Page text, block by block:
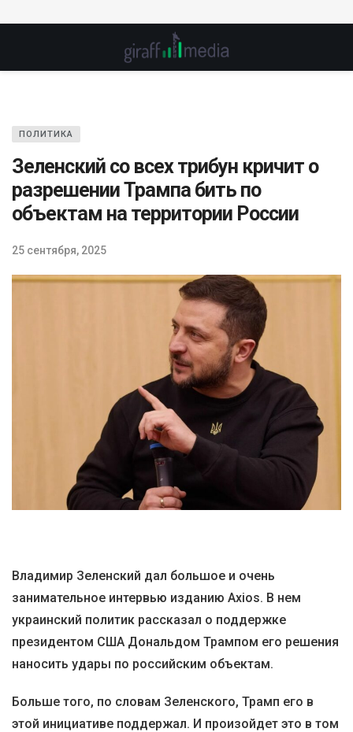
ПОЛИТИКА
Зеленский со всех трибун кричит о
разрешении Трампа бить по
объектам на территории России
25 сентября, 2025
Владимир Зеленский дал большое и очень
занимательное интервью изданию Axios. В нем
украинский политик рассказал о поддержке
президентом США Дональдом Трампом его решения
наносить удары по российским объектам.
Больше того, по словам Зеленского, Трамп его в
этой инициативе поддержал. И произойдет это в том